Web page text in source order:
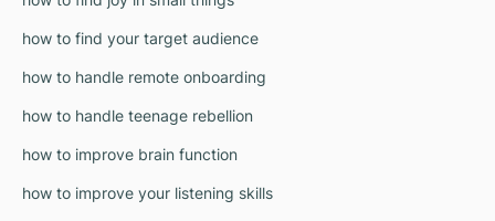
how to find your target audience
how to handle remote onboarding
how to handle teenage rebellion
how to improve brain function
how to improve your listening skills